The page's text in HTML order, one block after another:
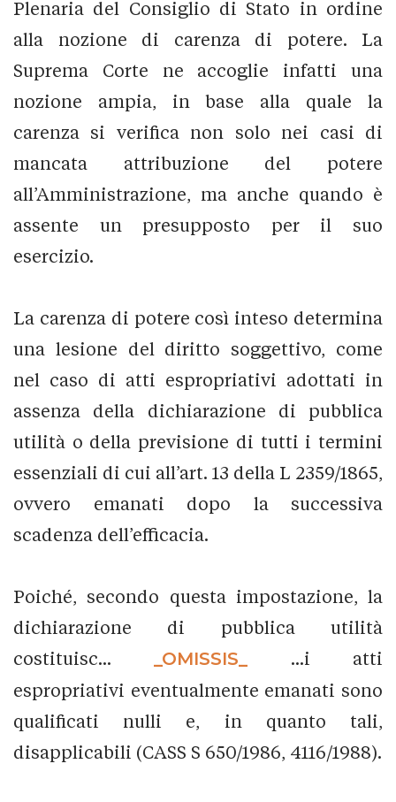
Plenaria del Consiglio di Stato in ordine
alla nozione di carenza di potere. La
Suprema Corte ne accoglie infatti una
nozione ampia, in base alla quale la
carenza si verifica non solo nei casi di
mancata attribuzione del potere
all’Amministrazione, ma anche quando è
assente un presupposto per il suo
esercizio.
La carenza di potere così inteso determina
una lesione del diritto soggettivo, come
nel caso di atti espropriativi adottati in
assenza della dichiarazione di pubblica
utilità o della previsione di tutti i termini
essenziali di cui all’art. 13 della L 2359/1865,
ovvero emanati dopo la successiva
scadenza dell’efficacia.
Poiché, secondo questa impostazione, la
dichiarazione di pubblica utilità
costituisc...
_OMISSIS_
...i atti
espropriativi eventualmente emanati sono
qualificati nulli e, in quanto tali,
disapplicabili (CASS S 650/1986, 4116/1988).